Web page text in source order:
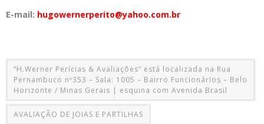
E-mail: hugowernerperito@yahoo.com.br
“H.Werner Perícias & Avaliações” está localizada na Rua
Pernambuco nº353 – Sala: 1005 – Bairro Funcionários – Belo
Horizonte / Minas Gerais | esquina com Avenida Brasil
AVALIAÇÃO DE JOIAS E PARTILHAS